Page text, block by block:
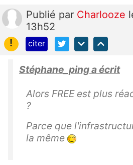
Publié par Charlooze
13h52
!
citer
Stéphane_ping a écrit
Alors FREE est plus
?
Parce que
la même